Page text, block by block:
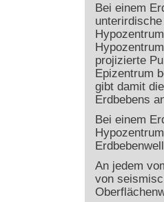
Bei einem
projizierte
Epizentrum
gibt damit
Erdbebens
Bei einem
An jedem
von